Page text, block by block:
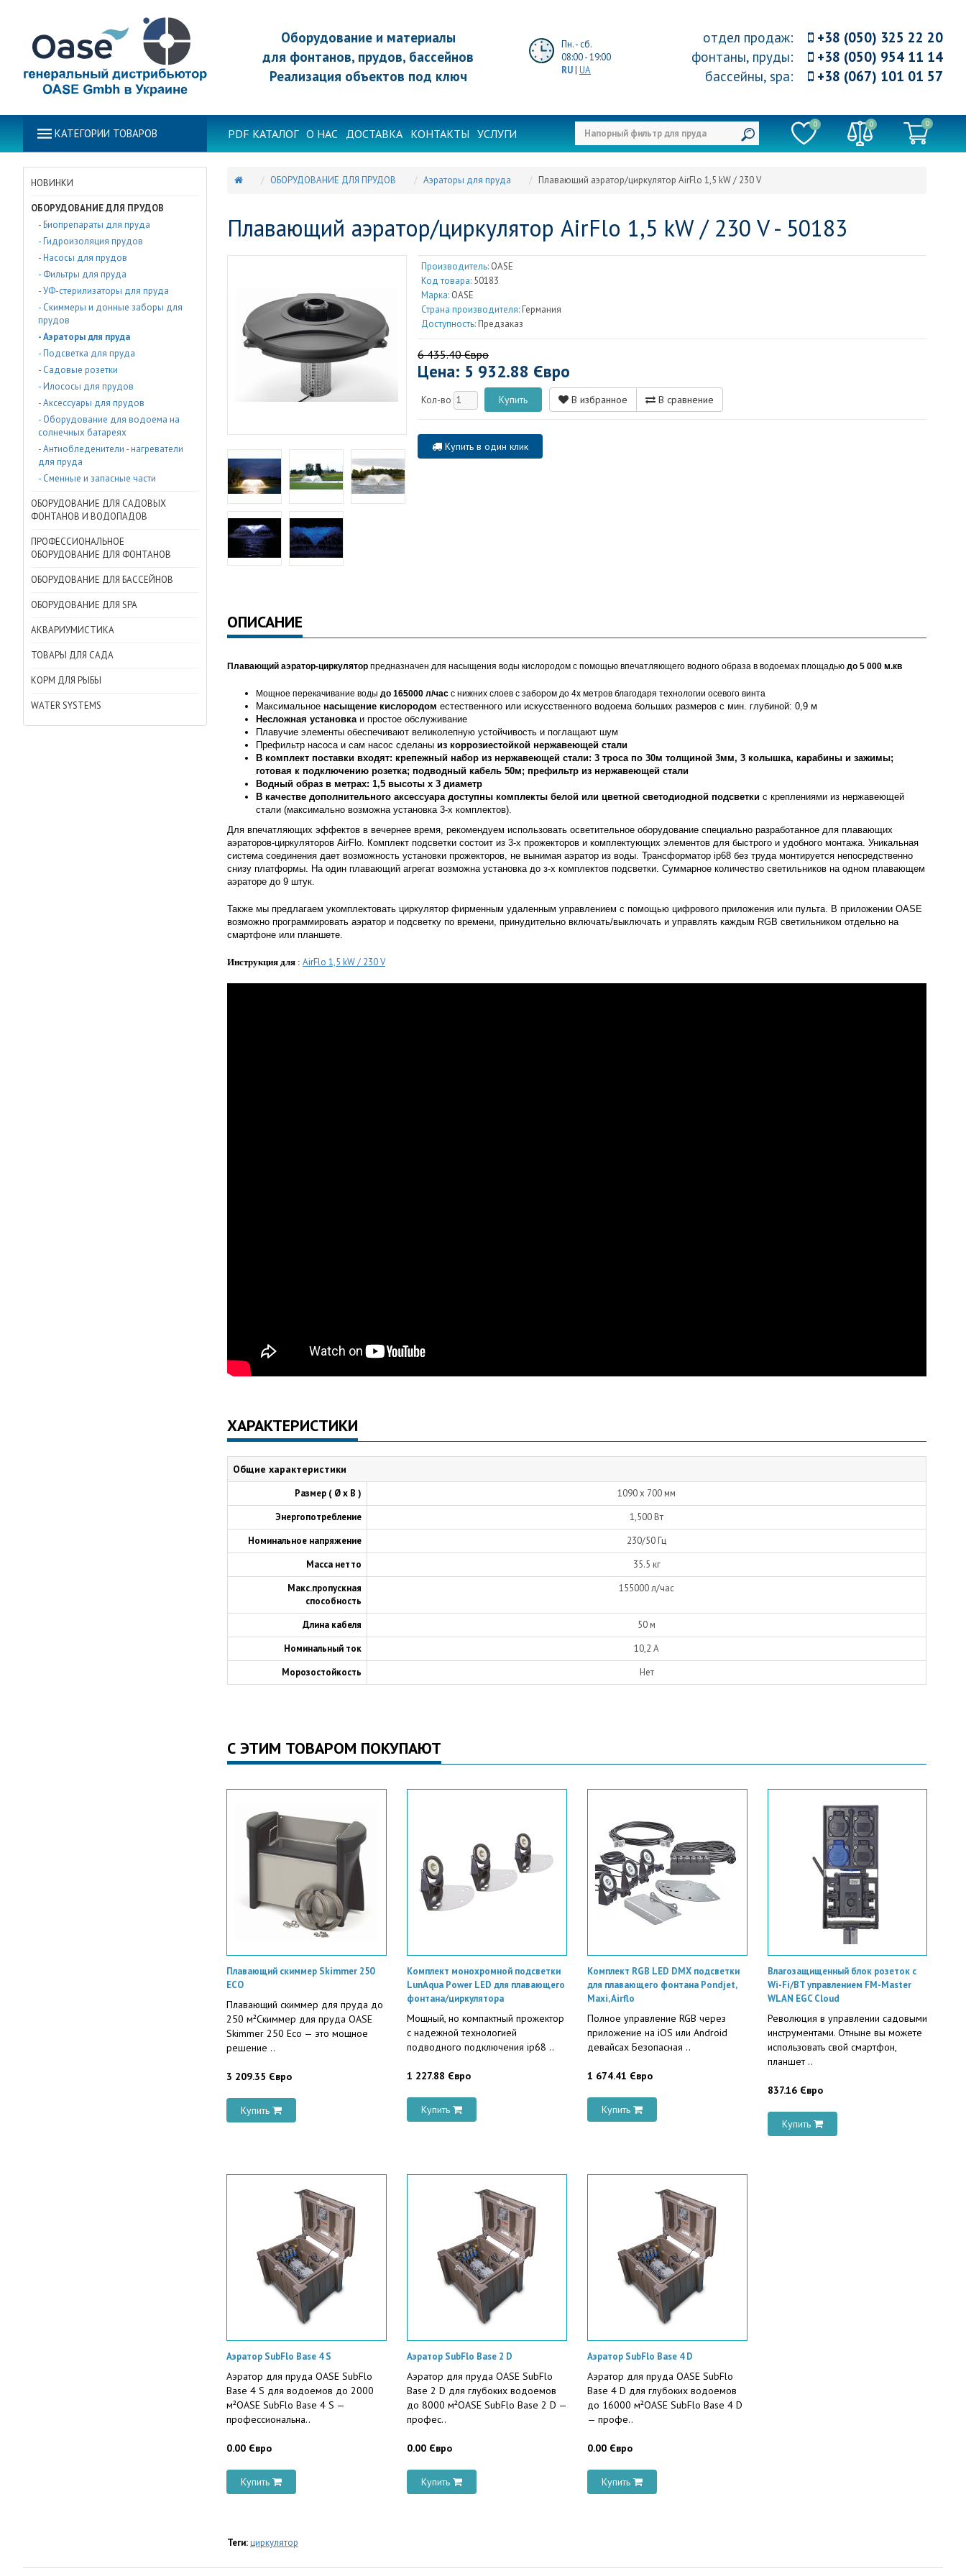
Оборудование и материалы
для фонтанов, прудов, бассейнов
Реализация объектов под ключ
Пн. - сб.
08:00 - 19:00
RU| UA
отдел продаж:
+38 (050) 325 22 20
фонтаны, пруды:
+38 (050) 954 11 14
бассейны, spa: +38 (067) 101 01 57
КАТЕГОРИИ ТОВАРОВ PDF КАТАЛОГ О НАС ДОСТАВКА КОНТАКТЫ УСЛУГИ
0 0 0
НОВИНКИ
ОБОРУДОВАНИЕ ДЛЯ ПРУДОВ
- Биопрепараты для пруда
- Гидроизоляция прудов
- Насосы для прудов
- Фильтры для пруда
- УФ-стерилизаторы для пруда
- Скиммеры и донные заборы для
прудов
- Аэраторы для пруда
- Подсветка для пруда
- Садовые розетки
- Илососы для прудов
- Аксессуары для прудов
- Оборудование для водоема на
солнечных батареях
- Антиобледенители - нагреватели
для пруда
- Сменные и запасные части
ОБОРУДОВАНИЕ ДЛЯ САДОВЫХ
ФОНТАНОВ И ВОДОПАДОВ
ПРОФЕССИОНАЛЬНОЕ
ОБОРУДОВАНИЕ ДЛЯ ФОНТАНОВ
ОБОРУДОВАНИЕ ДЛЯ БАССЕЙНОВ
ОБОРУДОВАНИЕ ДЛЯ SPA
АКВАРИУМИСТИКА
ТОВАРЫ ДЛЯ САДА
КОРМ ДЛЯ РЫБЫ
WATER SYSTEMS
ОБОРУДОВАНИЕ ДЛЯ ПРУДОВ Аэраторы для пруда Плавающий аэратор/циркулятор AirFlo 1,5 kW / 230 V
Плавающий аэратор/циркулятор AirFlo 1,5 kW / 230 V - 50183
Производитель: OASE
Код товара: 50183
Марка: OASE
Страна производителя: Германия
Доступность: Предзаказ
6 435.40 Євро
Цена: 5 932.88 Євро
Кол-во В избранное В сравнение
Купить в один клик
ОПИСАНИЕ
Плавающий аэратор-циркулятор предназначен для насыщения воды кислородом с помощью впечатляющего водного образа в водоемах площадью до 5 000 м.кв
Мощное перекачивание воды до 165000 л/час с нижних слоев с забором до 4х метров благодаря технологии осевого винта
Максимальное насыщение кислородом естественного или искусственного водоема больших размеров с мин. глубиной: 0,9 м
Несложная установка и простое обслуживание
Плавучие элементы обеспечивают великолепную устойчивость и поглащают шум
Префильтр насоса и сам насос сделаны из коррозиестойкой нержавеющей стали
В комплект поставки входят: крепежный набор из нержавеющей стали: 3 троса по 30м толщиной 3мм, 3 колышка, карабины и зажимы;
готовая к подключению розетка; подводный кабель 50м; префильтр из нержавеющей стали
Водный образ в метрах: 1,5 высоты х 3 диаметр
В качестве дополнительного аксессуара доступны комплекты белой или цветной светодиодной подсветки с креплениями из нержавеющей
стали (максимально возможна установка 3-х комплектов).
Для впечатляющих эффектов в вечернее время, рекомендуем использовать осветительное оборудование специально разработанное для плавающих
аэраторов-циркуляторов AirFlo. Комплект подсветки состоит из 3-х прожекторов и комплектующих элементов для быстрого и удобного монтажа. Уникальная
система соединения дает возможность установки прожекторов, не вынимая аэратор из воды. Трансформатор ip68 без труда монтируется непосредственно
снизу платформы. На один плавающий агрегат возможна установка до з-х комплектов подсветки. Суммарное количество светильников на одном плавающем
аэраторе до 9 штук.
Также мы предлагаем укомплектовать циркулятор фирменным удаленным управлением с помощью цифрового приложения или пульта. В приложении OASE
возможно программировать аэратор и подсветку по времени, принудительно включать/выключать и управлять каждым RGB светильником отдельно на
смартфоне или планшете.
Инструкция для : AirFlo 1,5 kW / 230 V
ХАРАКТЕРИСТИКИ
Общие характеристики
Размер ( Ø х В )
1090 x 700 мм
Энергопотребление
1,500 Вт
Номинальное напряжение
230/50 Гц
Масса нетто
35.5 кг
Макс.пропускная
способность
155000 л/час
Длина кабеля
50 м
Номинальный ток
10,2 А
Морозостойкость
Нет
С ЭТИМ ТОВАРОМ ПОКУПАЮТ
Плавающий скиммер Skimmer 250
ECO
Плавающий скиммер для пруда до
250 м²Скиммер для пруда OASE
Skimmer 250 Eco — это мощное
решение ..
3 209.35 Євро
Купить
Комплект монохромной подсветки
LunAqua Power LED для плавающего
фонтана/циркулятора
Мощный, но компактный прожектор
с надежной технологией
подводного подключения ip68 ..
1 227.88 Євро
Купить
Комплект RGB LED DMX подсветки
для плавающего фонтана Pondjet,
Maxi, Airflo
Полное управление RGB через
приложение на iOS или Android
девайсах Безопасная ..
1 674.41 Євро
Купить
Влагозащищенный блок розеток с
Wi-Fi/BT управлением FM-Master
WLAN EGC Cloud
Революция в управлении садовыми
инструментами. Отныне вы можете
использовать свой смартфон,
планшет ..
837.16 Євро
Купить
Аэратор SubFlo Base 4 S
Аэратор для пруда OASE SubFlo
Base 4 S для водоемов до 2000
м²OASE SubFlo Base 4 S —
профессиональна..
0.00 Євро
Купить
Аэратор SubFlo Base 2 D
Аэратор для пруда OASE SubFlo
Base 2 D для глубоких водоемов
до 8000 м²OASE SubFlo Base 2 D —
профес..
0.00 Євро
Купить
Аэратор SubFlo Base 4 D
Аэратор для пруда OASE SubFlo
Base 4 D для глубоких водоемов
до 16000 м²OASE SubFlo Base 4 D
— профе..
0.00 Євро
Купить
Теги:циркулятор